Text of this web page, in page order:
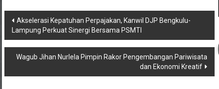
Navigasi
pos
Akselerasi Kepatuhan Perpajakan, Kanwil DJP Bengkulu-
Lampung Perkuat Sinergi Bersama PSMTI
Wagub Jihan Nurlela Pimpin Rakor Pengembangan Pariwisata
dan Ekonomi Kreatif